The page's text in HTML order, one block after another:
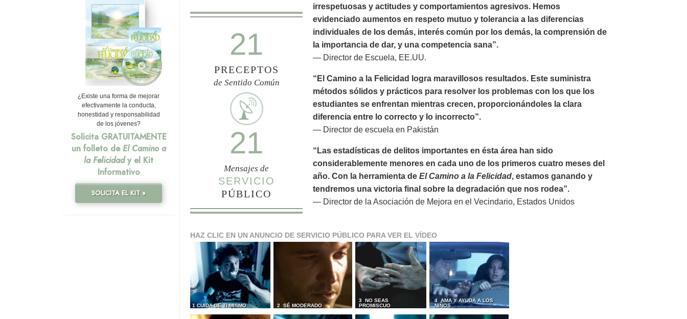
21
PRECEPTOS
de Sentido Común
21
Mensajes de
SERVICIO
PÚBLICO
irrespetuosas y actitudes y comportamientos agresivos. Hemos
evidenciado aumentos en respeto mutuo y tolerancia a las diferencias
individuales de los demás, interés común por los demás, la comprensión de
la importancia de dar, y una competencia sana”.
— Director de Escuela, EE.UU.
“El Camino a la Felicidad logra maravillosos resultados. Este suministra
métodos sólidos y prácticos para resolver los problemas con los que los
estudiantes se enfrentan mientras crecen, proporcionándoles la clara
diferencia entre lo correcto y lo incorrecto”.
— Director de escuela en Pakistán
“Las estadísticas de delitos importantes en ésta área han sido
considerablemente menores en cada uno de los primeros cuatro meses del
año. Con la herramienta de El Camino a la Felicidad, estamos ganando y
tendremos una victoria final sobre la degradación que nos rodea”.
— Director de la Asociación de Mejora en el Vecindario, Estados Unidos
HAZ CLIC EN UN ANUNCIO DE SERVICIO PÚBLICO PARA VER EL VÍDEO
1 CUIDA DE TI MISMO 2 SÉ MODERADO
3 NO SEAS
PROMISCUO
4 AMA Y AYUDA A LOS
NIÑOS
¿Existe una forma de mejorar
efectivamente la conducta,
honestidad y responsabilidad
de los jóvenes?
Solicita GRATUITAMENTE
un folleto de El Camino a
la Felicidady el Kit
Informativo
SOLICITA EL KIT »